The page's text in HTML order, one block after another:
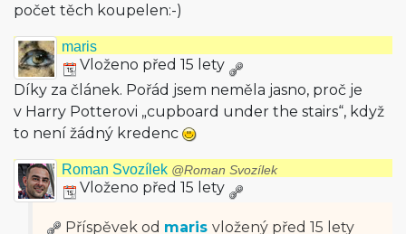
počet těch koupelen:-)
maris
Vloženo před 15 lety
Díky za článek. Pořád jsem neměla jasno, proč je
v Harry Potterovi „cupboard under the stairs“, když
to není žádný kredenc
Roman Svozílek @Roman Svozílek
Vloženo před 15 lety
Příspěvek od maris vložený před 15 lety